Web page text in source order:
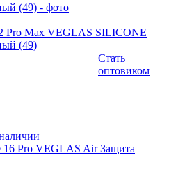
Pro Max VEGLAS SILICONE
(49)
Стать
оптовиком